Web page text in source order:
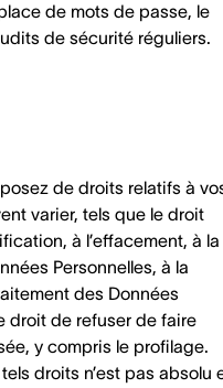
de mots de passe, le
de sécurité réguliers.
de droits relatifs à
varier, tels que le droit
à l’effacement, à la
Personnelles, à la
des Données
droit de refuser de faire
y compris le profilage.
droits n’est pas absolu